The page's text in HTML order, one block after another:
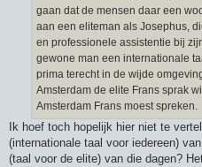
gaan dat de mensen daar een
aan een eliteman als Josephus,
en professionele assistentie bij
gewone man een internationale
prima terecht in de wijde
Amsterdam de elite Frans sprak
Amsterdam Frans moest spreken.
Ik hoef toch hopelijk hier niet te
(internationale taal voor iedereen)
(taal voor de elite) van die dagen?